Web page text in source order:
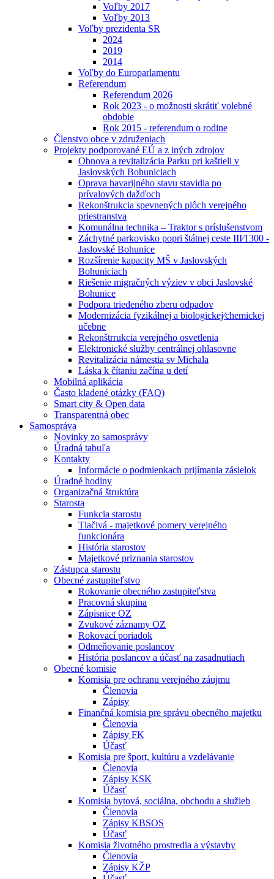
Voľby 2017
Voľby 2013
Voľby prezidenta SR
2024
2019
2014
Voľby do Europarlamentu
Referendum
Referendum 2026
Rok 2023 - o možnosti skrátiť volebné
obdobie
Rok 2015 - referendum o rodine
Členstvo obce v združeniach
Projekty podporované EÚ a z iných zdrojov
Obnova a revitalizácia Parku pri kaštieli v
Jaslovských Bohuniciach
Oprava havarijného stavu stavidla po
prívalových dažďoch
Rekonštrukcia spevnených plôch verejného
priestranstva
Komunálna technika – Traktor s príslušenstvom
Záchytné parkovisko popri štátnej ceste III⁄1300 -
Jaslovské Bohunice
Rozšírenie kapacity MŠ v Jaslovských
Bohuniciach
Riešenie migračných výziev v obci Jaslovské
Bohunice
Podpora triedeného zberu odpadov
Modernizácia fyzikálnej a biologickej⁄chemickej
učebne
Rekonštrrukcia verejného osvetlenia
Elektronické služby centrálnej ohlasovne
Revitalizácia námestia sv Michala
Láska k čítaniu začína u detí
Mobilná aplikácia
Často kladené otázky (FAQ)
Smart city & Open data
Transparentná obec
Samospráva
Novinky zo samosprávy
Úradná tabuľa
Kontakty
Informácie o podmienkach prijímania zásielok
Úradné hodiny
Organizačná štruktúra
Starosta
Funkcia starostu
Tlačivá - majetkové pomery verejného
funkcionára
História starostov
Majetkové priznania starostov
Zástupca starostu
Obecné zastupiteľstvo
Rokovanie obecného zastupiteľstva
Pracovná skupina
Zápisnice OZ
Zvukové záznamy OZ
Rokovací poriadok
Odmeňovanie poslancov
História poslancov a účasť na zasadnutiach
Obecné komisie
Komisia pre ochranu verejného záujmu
Členovia
Zápisy
Finančná komisia pre správu obecného majetku
Členovia
Zápisy FK
Účasť
Komisia pre šport, kultúru a vzdelávanie
Členovia
Zápisy KSK
Účasť
Komisia bytová, sociálna, obchodu a služieb
Členovia
Zápisy KBSOS
Účasť
Komisia životného prostredia a výstavby
Členovia
Zápisy KŽP